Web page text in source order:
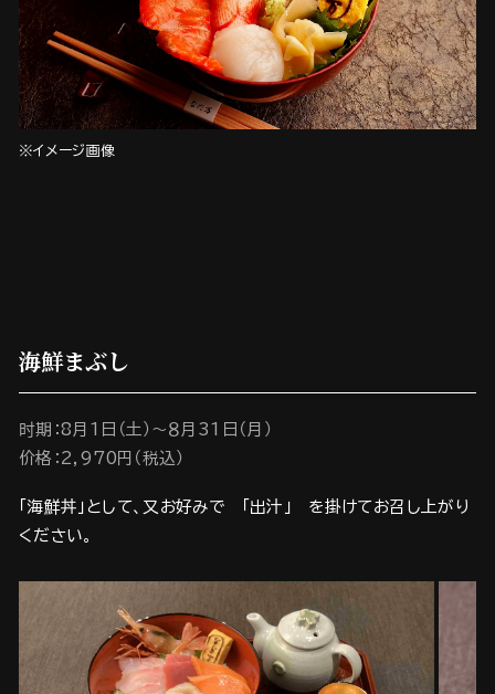
※イメージ画像
海鮮まぶし
时期：8月1日（土）～８月31日（月）
价格：2,970円（税込）
「海鮮丼」として、又お好みで 「出汁」 を掛けてお召し上がり
ください。